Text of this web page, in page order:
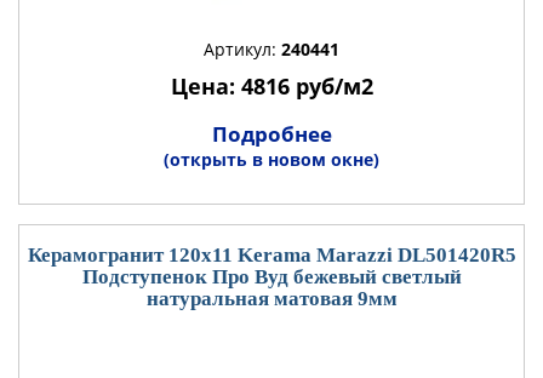
Артикул: 240441
Цена: 4816 руб/м2
Подробнее
(открыть в новом окне)
Керамогранит 120x11 Kerama Marazzi DL501420R5
Подступенок Про Вуд бежевый светлый
натуральная матовая 9мм